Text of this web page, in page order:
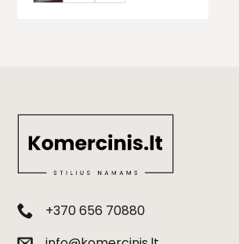
+370 656 70880